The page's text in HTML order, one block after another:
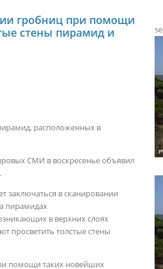
гробниц при помощи
стены пирамид и
расположенных в
СМИ в воскресенье объявил
заключаться в сканировании
пирамидах
в верхних слоях
просветить толстые стены
помощи таких новейших